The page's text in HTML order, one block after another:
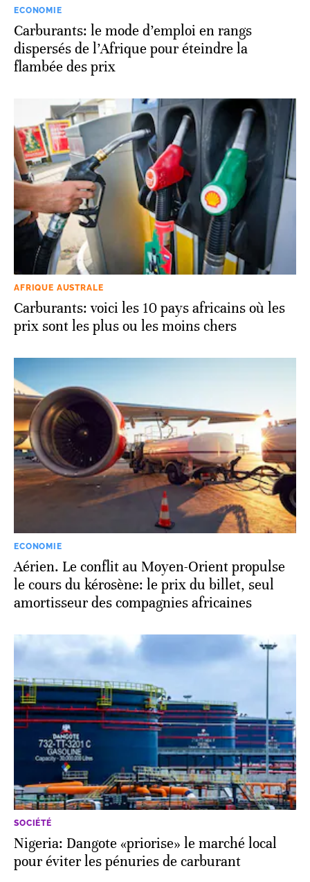
ECONOMIE
Carburants: le mode d’emploi en rangs
dispersés de l’Afrique pour éteindre la
flambée des prix
AFRIQUE AUSTRALE
Carburants: voici les 10 pays africains où les
prix sont les plus ou les moins chers
ECONOMIE
Aérien. Le conflit au Moyen-Orient propulse
le cours du kérosène: le prix du billet, seul
amortisseur des compagnies africaines
SOCIÉTÉ
Nigeria: Dangote «priorise» le marché local
pour éviter les pénuries de carburant